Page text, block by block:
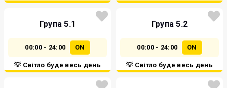
Група 5.1
00:00 - 24:00 ON
💡 Світло буде весь день
Група 5.2
00:00 - 24:00 ON
💡 Світло буде весь день